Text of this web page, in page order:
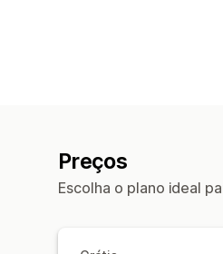
Preços
Escolha o plano ideal